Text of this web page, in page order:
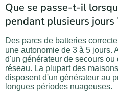
Que se passe-t-il
pendant plusieurs jours
Des parcs de batteries
une autonomie de 3 à 5 jours.
d'un générateur de secours ou
réseau. La plupart des
disposent d'un générateur au
longues périodes nuageuses.